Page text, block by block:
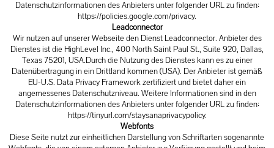
Datenschutzinformationen des Anbieters unter folgender URL zu finden:
https://policies.google.com/privacy.
Leadconnector
Wir nutzen auf unserer Webseite den Dienst Leadconnector. Anbieter des
Dienstes ist die HighLevel Inc., 400 North Saint Paul St., Suite 920, Dallas,
Texas 75201, USA.Durch die Nutzung des Dienstes kann es zu einer
Datenübertragung in ein Drittland kommen (USA). Der Anbieter ist gemäß
EU-U.S. Data Privacy Framework zertifiziert und bietet daher ein
angemessenes Datenschutzniveau. Weitere Informationen sind in den
Datenschutzinformationen des Anbieters unter folgender URL zu finden:
https://tinyurl.com/staysanaprivacypolicy.
Webfonts
Diese Seite nutzt zur einheitlichen Darstellung von Schriftarten sogenannte